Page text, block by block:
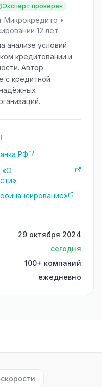
Эксперт проверен
Микрокредито •
12 лет
анализе условий
кредитовании и
Автор
с кредитной
РФ
«О
29 октября 2024
сегодня
100+ компаний
ежедневно